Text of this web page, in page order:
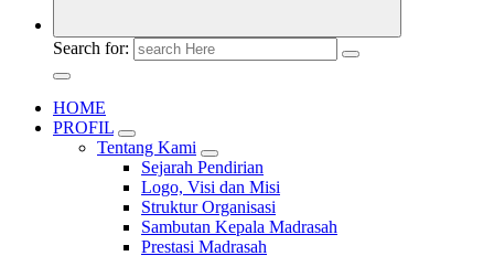
Search for:
HOME
PROFIL
Tentang Kami
Sejarah Pendirian
Logo, Visi dan Misi
Struktur Organisasi
Sambutan Kepala Madrasah
Prestasi Madrasah